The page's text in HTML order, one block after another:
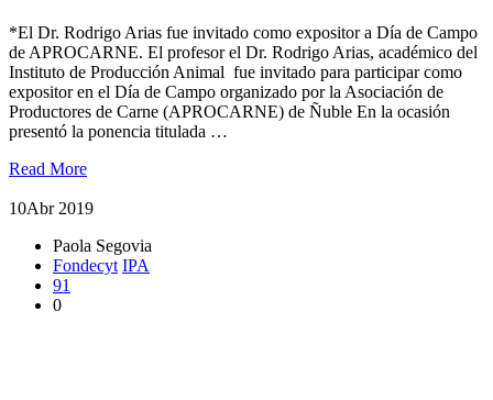
*El Dr. Rodrigo Arias fue invitado como expositor a Día de Campo
de APROCARNE. El profesor el Dr. Rodrigo Arias, académico del
Instituto de Producción Animal fue invitado para participar como
expositor en el Día de Campo organizado por la Asociación de
Productores de Carne (APROCARNE) de Ñuble En la ocasión
presentó la ponencia titulada …
Read More
10Abr 2019
Paola Segovia
Fondecyt IPA
91
0